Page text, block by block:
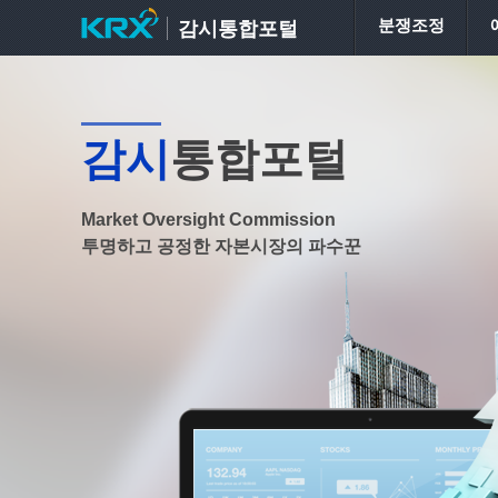
감시통합포털 분쟁조정
감시통합포털
Market Oversight Commission
투명하고 공정한 자본시장의 파수꾼